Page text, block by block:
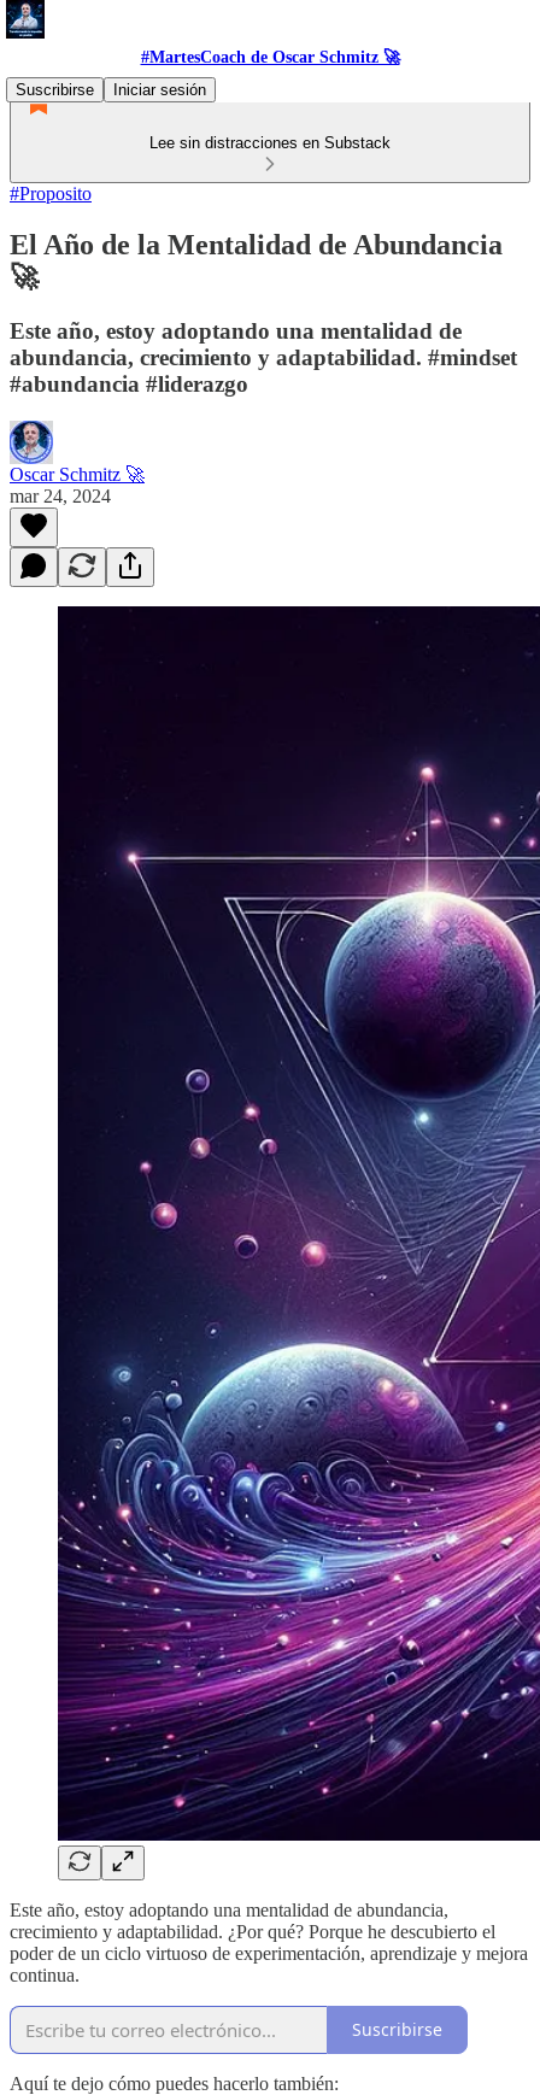
#MartesCoach de Oscar Schmitz 🚀
Suscribirse
Iniciar sesión
Lee sin distracciones en Substack
#Proposito
El Año de la Mentalidad de Abundancia
🚀
Este año, estoy adoptando una mentalidad de
abundancia, crecimiento y adaptabilidad. #mindset
#abundancia #liderazgo
Oscar Schmitz 🚀
mar 24, 2024
Este año, estoy adoptando una mentalidad de abundancia,
crecimiento y adaptabilidad. ¿Por qué? Porque he descubierto el
poder de un ciclo virtuoso de experimentación, aprendizaje y mejora
continua.
Suscribirse
Aquí te dejo cómo puedes hacerlo también: